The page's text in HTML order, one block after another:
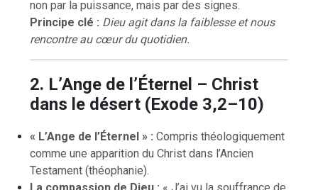
non par la puissance, mais par des signes.
Principe clé : Dieu agit dans la faiblesse et nous
rencontre au cœur du quotidien.
2. L’Ange de l’Éternel – Christ
dans le désert (Exode 3,2–10)
« L’Ange de l’Éternel » : Compris théologiquement
comme une apparition du Christ dans l’Ancien
Testament (théophanie).